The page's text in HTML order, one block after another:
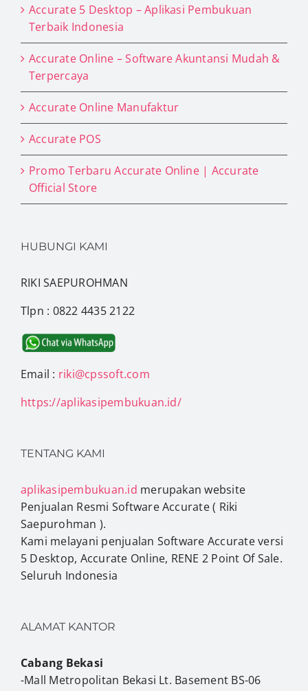
Accurate 5 Desktop – Aplikasi Pembukuan
Terbaik Indonesia
Accurate Online – Software Akuntansi Mudah &
Terpercaya
Accurate Online Manufaktur
Accurate POS
Promo Terbaru Accurate Online | Accurate
Official Store
HUBUNGI KAMI
RIKI SAEPUROHMAN
Tlpn : 0822 4435 2122
Email : riki@cpssoft.com
https://aplikasipembukuan.id/
TENTANG KAMI
aplikasipembukuan.id merupakan website
Penjualan Resmi Software Accurate ( Riki
Saepurohman ).
Kami melayani penjualan Software Accurate versi
5 Desktop, Accurate Online, RENE 2 Point Of Sale.
Seluruh Indonesia
ALAMAT KANTOR
Cabang Bekasi
-Mall Metropolitan Bekasi Lt. Basement BS-06